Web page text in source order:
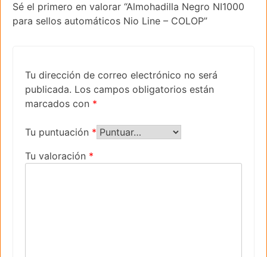
Sé el primero en valorar “Almohadilla Negro NI1000
para sellos automáticos Nio Line – COLOP”
Tu dirección de correo electrónico no será
publicada. Los campos obligatorios están
marcados con *
Tu puntuación *
Tu valoración *